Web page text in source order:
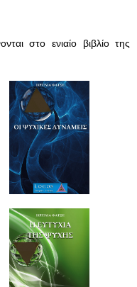
στο ενιαίο βιβλίο της